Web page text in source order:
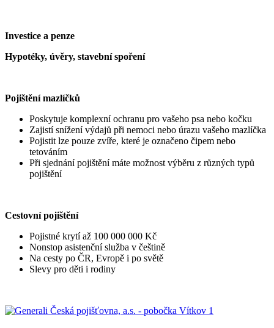
Investice a penze
Hypotéky, úvěry, stavební spoření
Pojištění mazlíčků
Poskytuje komplexní ochranu pro vašeho psa nebo kočku
Zajistí snížení výdajů při nemoci nebo úrazu vašeho mazlíčka
Pojistit lze pouze zvíře, které je označeno čipem nebo
tetováním
Při sjednání pojištění máte možnost výběru z různých typů
pojištění
Cestovní pojištění
Pojistné krytí až 100 000 000 Kč
Nonstop asistenční služba v češtině
Na cesty po ČR, Evropě i po světě
Slevy pro děti i rodiny